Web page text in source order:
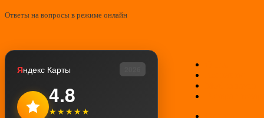
Ответы на вопросы в режиме онлайн
Яндекс Карты
4.8
★★★★★